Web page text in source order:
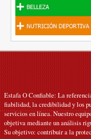
Estafa O Confiable: La
fiabilidad, la credibilidad y los
servicios en línea. Nuestro
objetiva mediante un análisis
Su objetivo: contribuir a la